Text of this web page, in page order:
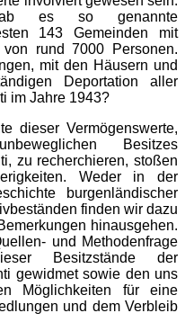
es so genannte
143 Gemeinden mit
rund 7000 Personen.
mit den Häusern und
Deportation aller
im Jahre 1943?
dieser Vermögenswerte,
Besitzes
zu recherchieren, stoßen
Weder in der
burgenländischer
finden wir dazu
hinausgehen.
und Methodenfrage
Besitzstände der
gewidmet sowie den uns
Möglichkeiten für eine
und dem Verbleib